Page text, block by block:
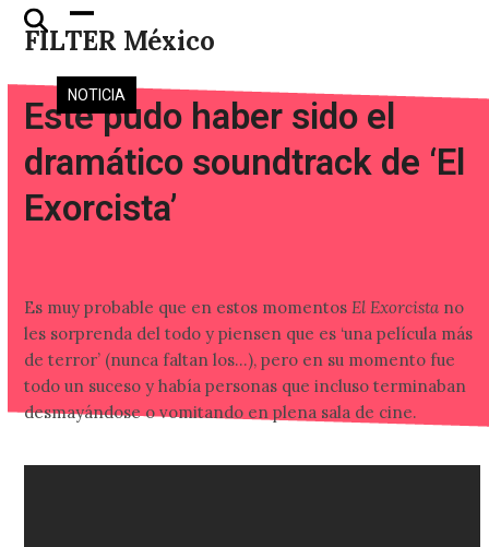
Skip
FILTER México
Open
mobile
menu
Close
mobile
menu
NOTICIA
Este pudo haber sido el
dramático soundtrack de ‘El
Exorcista’
Es muy probable que en estos momentosEl Exorcista no
les sorprenda del todo y piensen que es ‘una película más
de terror’ (nunca faltan los…), pero en su momento fue
todo un suceso y había personas que incluso terminaban
desmayándose o vomitando en plena sala de cine.